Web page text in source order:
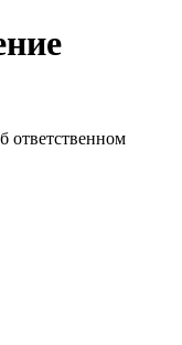
ответственном